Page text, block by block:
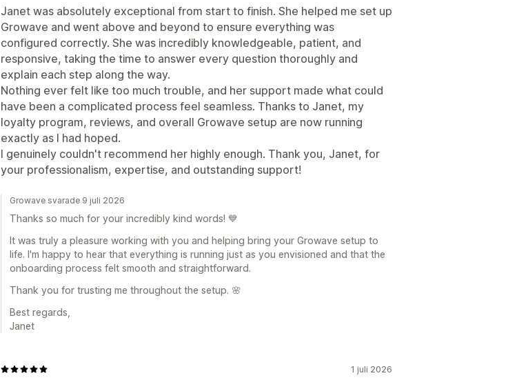
Janet was absolutely exceptional from start to finish. She helped me set up
Growave and went above and beyond to ensure everything was
configured correctly. She was incredibly knowledgeable, patient, and
responsive, taking the time to answer every question thoroughly and
explain each step along the way.
Nothing ever felt like too much trouble, and her support made what could
have been a complicated process feel seamless. Thanks to Janet, my
loyalty program, reviews, and overall Growave setup are now running
exactly as I had hoped.
I genuinely couldn't recommend her highly enough. Thank you, Janet, for
your professionalism, expertise, and outstanding support!
Growave svarade 9 juli 2026
Thanks so much for your incredibly kind words! 💙
It was truly a pleasure working with you and helping bring your Growave setup to
life. I'm happy to hear that everything is running just as you envisioned and that the
onboarding process felt smooth and straightforward.
Thank you for trusting me throughout the setup. 🌸
Best regards,
Janet
1 juli 2026